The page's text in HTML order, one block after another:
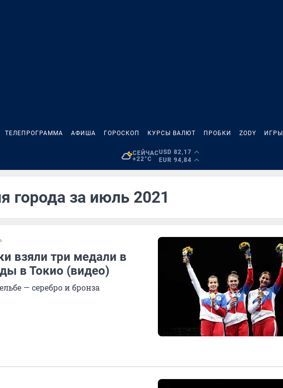
ТЕЛЕПРОГРАММА АФИША ГОРОСКОП КУРСЫ ВАЛЮТ ПРОБКИ ZODY ИГРЫ
СЕЙЧАС
+22°C
USD 82,17
EUR 94,84
города за июль 2021
взяли три медали в
в Токио (видео)
— серебро и бронза